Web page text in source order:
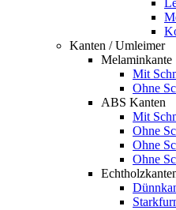
Kanten / Umleimer
Melaminkante
Mit
Ohne
ABS Kanten
Mit
Ohne
Ohne
Ohne